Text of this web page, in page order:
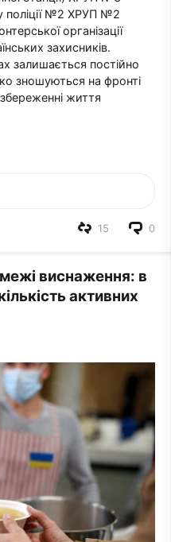
поліції №2 ХРУП №2
організації
захисників.
залишається постійно
зношуються на фронті
життя
0
15
виснаження: в
активних